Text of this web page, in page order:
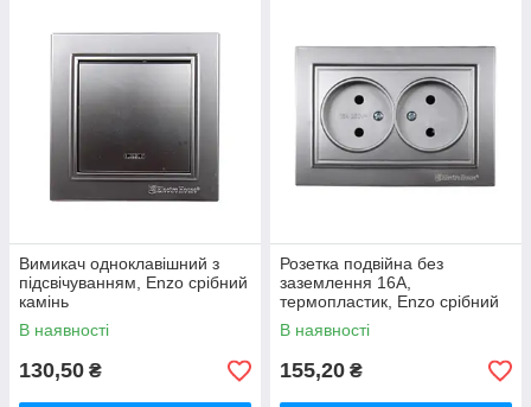
Вимикач одноклавішний з
підсвічуванням, Enzo срібний
камінь
В наявності
130,50 ₴
Розетка подвійна без
заземлення 16А,
термопластик, Enzo срібний
камінь
В наявності
155,20 ₴